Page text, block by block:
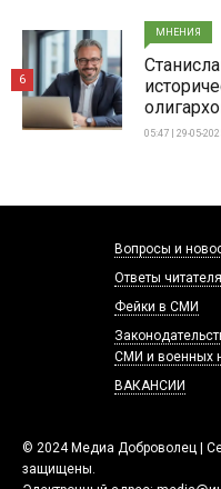
МНЕНИЯ
05:47 | 29-05-
6
© 2024 Медиа Доброволец |
защищены.
Вопросы и
Ответы
Фейки в СМИ
СМИ и военных
ВАКАНСИИ